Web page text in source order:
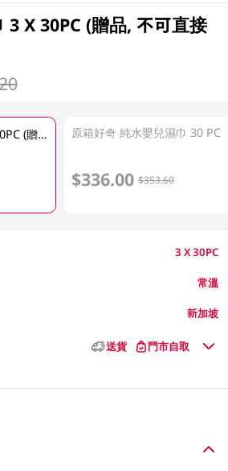
3 X 30PC (贈品, 不可直接
好奇純水濕紙巾 3 X 30PC (贈品, 不可直接購買) 原箱好奇 純水嬰兒濕巾 30 PC
$336.00 $353.60
3 X 30PC
常溫
新加坡
送貨 門市自取